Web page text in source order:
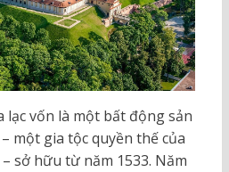
lạc vốn là một bất động sản
– một gia tộc quyền thế của
sở hữu từ năm 1533. Năm